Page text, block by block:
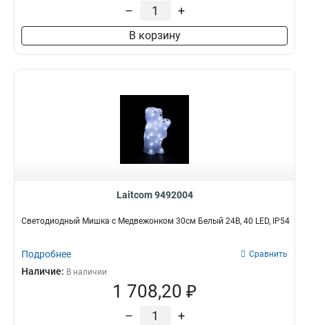
– +
В корзину
Laitcom 9492004
Светодиодный Мишка с Медвежонком 30см Белый 24В, 40 LED, IP54
Подробнее Сравнить
Наличие: В наличии
1 708,20 ₽
– +